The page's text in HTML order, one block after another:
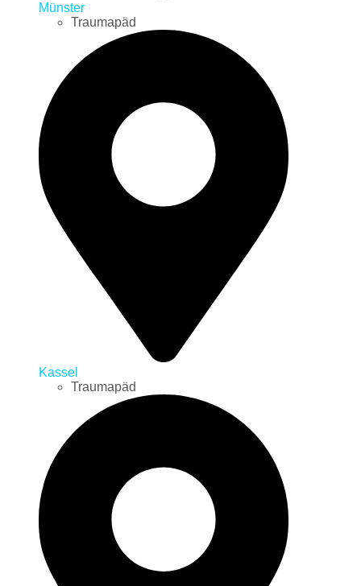
Münster
Traumapäd
Kassel
Traumapäd